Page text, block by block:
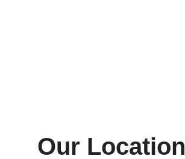
Our Location